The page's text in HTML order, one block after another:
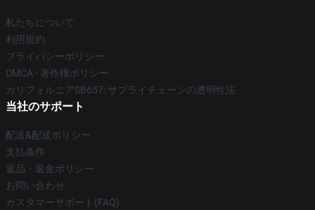
私たちについて
利用規約
プライバシーポリシー
DMCA - 著作権ポリシー
カリフォルニアSB657: サプライチェーンの透明性法
当社のサポート
配送&配送ポリシー
支払条件
返品・返金ポリシー
お問い合わせ
カスタマーサポート(FAQ)